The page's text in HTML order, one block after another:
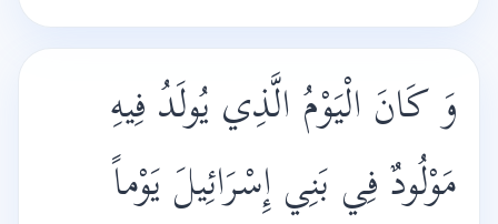
وَ كَانَ الْيَوْمُ الَّذِي يُولَدُ فِيهِ
مَوْلُودٌ فِي بَنِي إِسْرَائِيلَ يَوْماً